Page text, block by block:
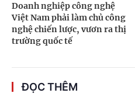
Doanh nghiệp công nghệ
Việt Nam phải làm chủ công
nghệ chiến lược, vươn ra thị
trường quốc tế
ĐỌC THÊM